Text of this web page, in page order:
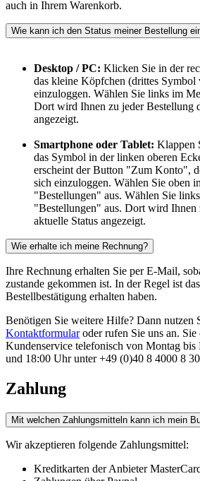
auch in Ihrem Warenkorb.
Wie kann ich den Status meiner Bestellung
Desktop / PC: Klicken Sie in der
das kleine Köpfchen (drittes Symbol
einzuloggen. Wählen Sie links im
Dort wird Ihnen zu jeder Bestellung
angezeigt.
Smartphone oder Tablet: Klappen
das Symbol in der linken oberen
erscheint der Button "Zum Konto",
sich einzuloggen. Wählen Sie oben
"Bestellungen" aus. Wählen Sie
"Bestellungen" aus. Dort wird Ihnen
aktuelle Status angezeigt.
Wie erhalte ich meine Rechnung?
Ihre Rechnung erhalten Sie per E-Mail,
zustande gekommen ist. In der Regel ist
Bestellbestätigung erhalten haben.
Benötigen Sie weitere Hilfe? Dann nutzen
Kontaktformularoder rufen Sie uns an. Sie
Kundenservice telefonisch von Montag bis
und 18:00 Uhr unter +49 (0)40 8 4000 8
Zahlung
Mit welchen Zahlungsmitteln kann ich mein
Wir akzeptieren folgende Zahlungsmittel:
Kreditkarten der Anbieter